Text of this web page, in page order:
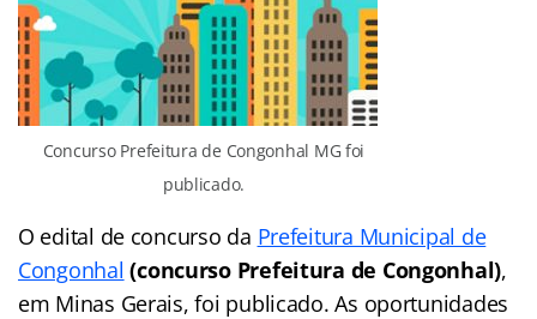
Concurso Prefeitura de Congonhal MG foi
publicado.
O edital de concurso da Prefeitura Municipal de
Congonhal (concurso Prefeitura de Congonhal),
em Minas Gerais, foi publicado. As oportunidades